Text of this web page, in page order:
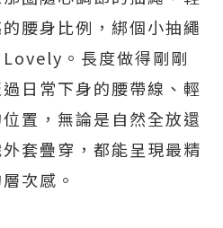
腰身比例，綁個小抽繩
。長度做得剛剛
日常下身的腰帶線、輕
置，無論是自然全放還
套疊穿，都能呈現最精
次感。